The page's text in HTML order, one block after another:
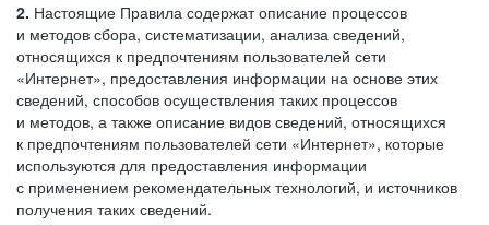
2. Настоящие Правила содержат описание процессов
и методов сбора, систематизации, анализа сведений,
относящихся к предпочтениям пользователей сети
«Интернет», предоставления информации на основе этих
сведений, способов осуществления таких процессов
и методов, а также описание видов сведений, относящихся
к предпочтениям пользователей сети «Интернет», которые
используются для предоставления информации
с применением рекомендательных технологий, и источников
получения таких сведений.